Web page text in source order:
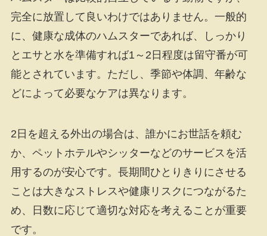
完全に放置して良いわけではありません。一般的
に、健康な成体のハムスターであれば、しっかり
とエサと水を準備すれば1～2日程度は留守番が可
能とされています。ただし、季節や体調、年齢な
どによって必要なケアは異なります。
2日を超える外出の場合は、誰かにお世話を頼む
か、ペットホテルやシッターなどのサービスを活
用するのが安心です。長期間ひとりきりにさせる
ことは大きなストレスや健康リスクにつながるた
め、日数に応じて適切な対応を考えることが重要
です。